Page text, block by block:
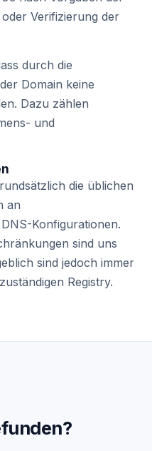
Verifizierung der
durch die
Domain keine
Dazu zählen
und
die üblichen
an
Konfigurationen.
sind uns
sind jedoch immer
Registry.